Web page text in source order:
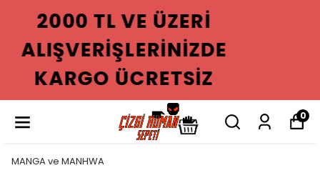
2000 TL VE ÜZERI
ALIŞVERIŞLERINIZDE
KARGO ÜCRETSIZ
0
MANGA ve MANHWA